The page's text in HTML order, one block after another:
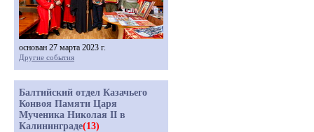
основан 27 марта 2023 г.
Другие события
Балтийский отдел Казачьего
Конвоя Памяти Царя
Мученика Николая II в
Калининграде(13)